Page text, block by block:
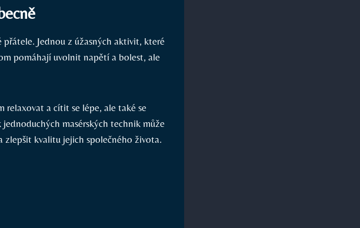
Jednou z úžasných aktivit, které
pomáhají uvolnit napětí a bolest, ale
relaxovat a cítit se lépe, ale také se
masérských technik může
zlepšit kvalitu jejich společného života.